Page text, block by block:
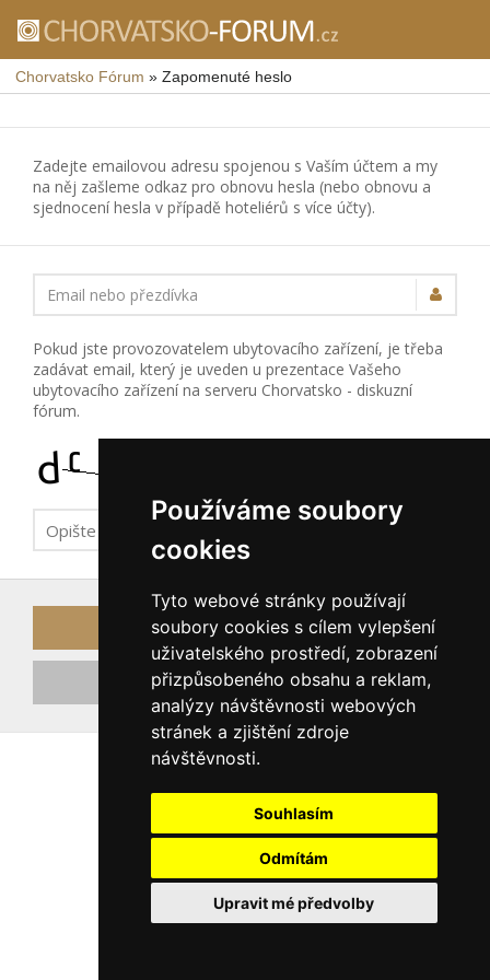
Používáme soubory
cookies
Tyto webové stránky používají
soubory cookies s cílem vylepšení
uživatelského prostředí, zobrazení
přizpůsobeného obsahu a reklam,
analýzy návštěvnosti webových
stránek a zjištění zdroje
návštěvnosti.
Souhlasím
Odmítám
Upravit mé předvolby
Chorvatsko Fórum » Zapomenuté heslo
Zadejte emailovou adresu spojenou s Vaším účtem a my
na něj zašleme odkaz pro obnovu hesla (nebo obnovu a
sjednocení hesla v případě hoteliérů s více účty).
Email nebo přezdívka
Pokud jste provozovatelem ubytovacího zařízení, je třeba
zadávat email, který je uveden u prezentace Vašeho
ubytovacího zařízení na serveru Chorvatsko - diskuzní
fórum.
Odeslat odkaz k obnově hesla
Registrovat nový účet